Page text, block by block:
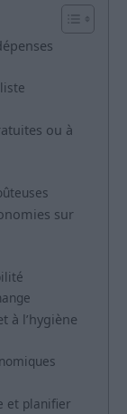
ou à
sur
à l’hygiène
et planifier